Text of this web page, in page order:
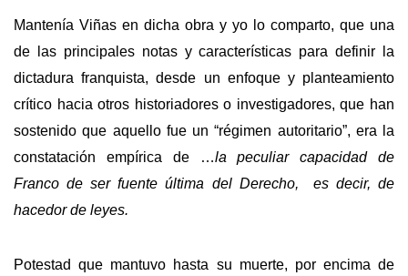
Mantenía Viñas en dicha obra y yo lo comparto, que una
de las principales notas y características para definir la
dictadura franquista, desde un enfoque y planteamiento
crítico hacia otros historiadores o investigadores, que han
sostenido que aquello fue un “régimen autoritario”, era la
constatación empírica de …la peculiar capacidad de
Franco de ser fuente última del Derecho, es decir, de
hacedor de leyes.
Potestad que mantuvo hasta su muerte, por encima de